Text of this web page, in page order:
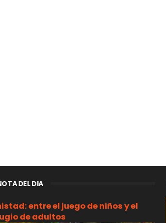
DEL DIA
entre el juego de niños y el
de adultos